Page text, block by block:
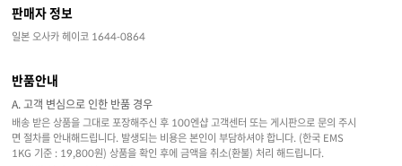
판매자 정보
일본 오사카 헤이코 1644-0864
반품안내
A. 고객 변심으로 인한 반품 경우
배송 받은 상품을 그대로 포장해주신 후 100엔샵 고객센터 또는 게시판으로 문의 주시
면 절차를 안내해드립니다. 발생되는 비용은 본인이 부담하셔야 합니다. (한국 EMS
1KG 기준 : 19,800원) 상품을 확인 후에 금액을 취소(환불) 처리 해드립니다.